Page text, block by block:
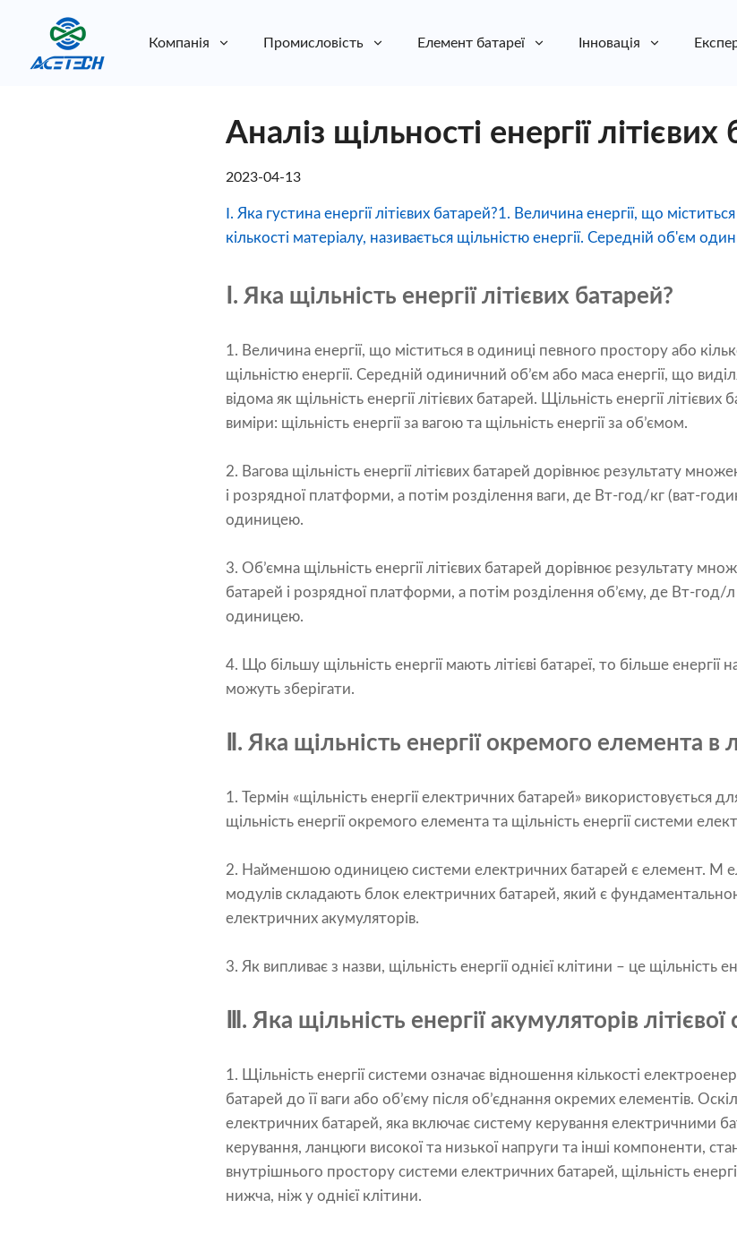
Компанія Промисловість Елемент батареї Інновація
Аналіз щільності енергії літієвих
2023-04-13
Ⅰ. Яка густина енергії літієвих батарей?1. Величина енергії, що
кількості матеріалу, називається щільністю енергії. Середній об'єм
Ⅰ. Яка щільність енергії літієвих батарей?
1. Величина енергії, що міститься в одиниці певного простору або
щільністю енергії. Середній одиничний об’єм або маса енергії, що
відома як щільність енергії літієвих батарей. Щільність енергії
виміри: щільність енергії за вагою та щільність енергії за об’ємом.
2. Вагова щільність енергії літієвих батарей дорівнює результату
і розрядної платформи, а потім розділення ваги, де Вт-год/кг (ват-
одиницею.
3. Об’ємна щільність енергії літієвих батарей дорівнює результату
батарей і розрядної платформи, а потім розділення об’єму, де Вт-год/
одиницею.
4. Що більшу щільність енергії мають літієві батареї, то більше
можуть зберігати.
Ⅱ. Яка щільність енергії окремого елемента в
1. Термін «щільність енергії електричних батарей» використовується
щільність енергії окремого елемента та щільність енергії системи
2. Найменшою одиницею системи електричних батарей є елемент. M
модулів складають блок електричних батарей, який є
електричних акумуляторів.
3. Як випливає з назви, щільність енергії однієї клітини – це щільність
Ⅲ. Яка щільність енергії акумуляторів
1. Щільність енергії системи означає відношення кількості
батарей до її ваги або об’єму після об’єднання окремих елементів.
електричних батарей, яка включає систему керування електричними
керування, ланцюги високої та низької напруги та інші компоненти,
внутрішнього простору системи електричних батарей, щільність
нижча, ніж у однієї клітини.